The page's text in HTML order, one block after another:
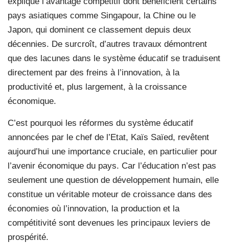
pays asiatiques comme Singapour, la Chine ou le
Japon, qui dominent ce classement depuis deux
décennies. De surcroît, d’autres travaux démontrent
que des lacunes dans le système éducatif se traduisent
directement par des freins à l’innovation, à la
productivité et, plus largement, à la croissance
économique.
C’est pourquoi les réformes du système éducatif
annoncées par le chef de l’Etat, Kaïs Saïed, revêtent
aujourd’hui une importance cruciale, en particulier pour
l’avenir économique du pays. Car l’éducation n’est pas
seulement une question de développement humain, elle
constitue un véritable moteur de croissance dans des
économies où l’innovation, la production et la
compétitivité sont devenues les principaux leviers de
prospérité.